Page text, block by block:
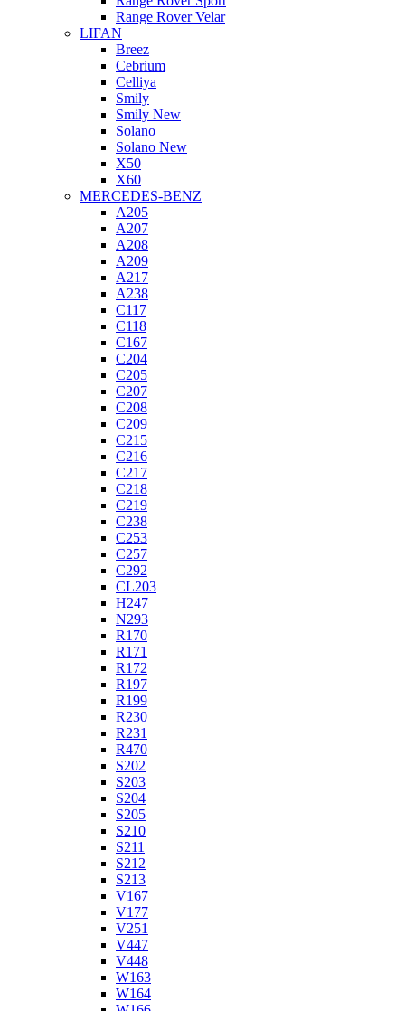
Range Rover Velar
LIFAN
Breez
Cebrium
Celliya
Smily
Smily New
Solano
Solano New
X50
X60
MERCEDES-BENZ
A205
A207
A208
A209
A217
A238
C117
C118
C167
C204
C205
C207
C208
C209
C215
C216
C217
C218
C219
C238
C253
C257
C292
CL203
H247
N293
R170
R171
R172
R197
R199
R230
R231
R470
S202
S203
S204
S205
S210
S211
S212
S213
V167
V177
V251
V447
V448
W163
W164